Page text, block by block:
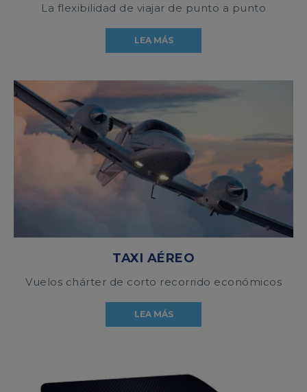
La flexibilidad de viajar de punto a punto
LEA MÁS
TAXI AÉREO
Vuelos chárter de corto recorrido económicos
LEA MÁS